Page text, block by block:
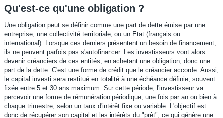
Qu'est-ce qu'une obligation ?
Une obligation peut se définir comme une part de dette émise par une
entreprise, une collectivité territoriale, ou un Etat (français ou
international). Lorsque ces derniers présentent un besoin de financement,
ils ne peuvent parfois pas s'autofinancer. Les investisseurs vont alors
devenir créanciers de ces entités, en achetant une obligation, donc une
part de la dette. C'est une forme de crédit que le créancier accorde. Aussi,
le capital investi sera restitué en totalité à une échéance définie, souvent
fixée entre 5 et 30 ans maximum. Sur cette période, l'investisseur va
percevoir une forme de rémunération périodique, une fois par an ou bien à
chaque trimestre, selon un taux d'intérêt fixe ou variable. L'objectif est
donc de récupérer son capital et les intérêts du "prêt", ce qui génère une